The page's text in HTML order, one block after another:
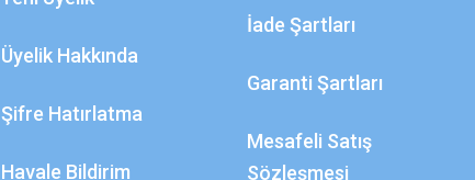
Üyelik Hakkında
Şifre Hatırlatma
Havale Bildirim
İade Şartları
Garanti Şartları
Mesafeli Satış
Sözleşmesi